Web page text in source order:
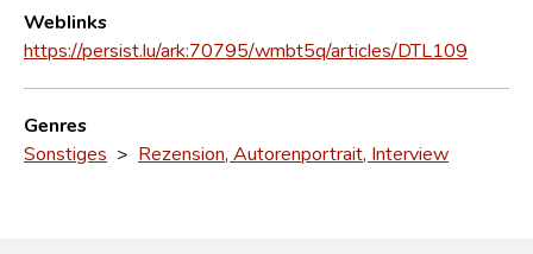
Weblinks
https://persist.lu/ark:70795/wmbt5q/articles/DTL109
Genres
Sonstiges > Rezension, Autorenportrait, Interview